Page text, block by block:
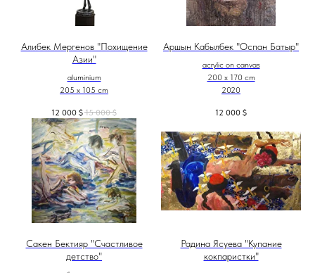
Алибек Мергенов "Похищение
Азии"
aluminium
205 x 105 cm
12 000 $ 15 000 $
Аршын Кабылбек "Оспан Батыр"
acrylic on canvas
200 x 170 cm
2020
12 000 $
Сакен Бектияр "Счастливое
детство"
Радина Ясуева "Купание
кокпаристки"